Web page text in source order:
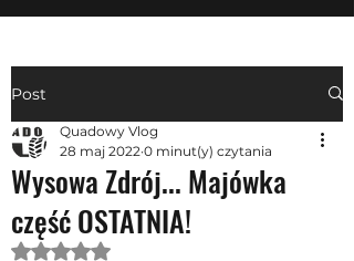
Post
Wysowa Zdrój... Majówka
część OSTATNIA!
Quadowy Vlog
28 maj 2022 0 minut(y) czytania
Oceniono na NaN z 5 gwiazdek.